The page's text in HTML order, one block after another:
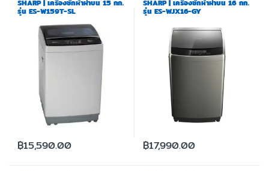
SHARP | เครื่องซักผ้าฝาบน 15 กก.
รุ่น ES-W159T-SL
฿15,590.00
SHARP | เครื่องซักผ้าฝาบน 16 กก.
รุ่น ES-WJX16-GY
฿17,990.00